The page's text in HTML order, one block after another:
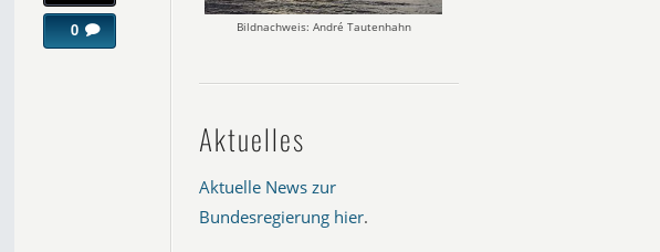
0 Bildnachweis: André Tautenhahn
Aktuelles
Aktuelle News zur
Bundesregierung hier.